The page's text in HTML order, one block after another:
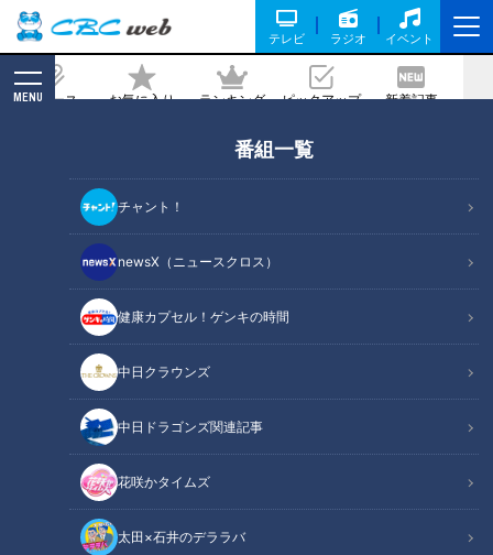
テレビ ラジオ イベント
ニュース お気に入り ランキング ピックアップ 新着記事
MENU
番組一覧
チャント！
newsX（ニュースクロス）
健康カプセル！ゲンキの時間
中日クラウンズ
中日ドラゴンズ関連記事
花咲かタイムズ
太田×石井のデララバ
「初めてこんな興奮したわ」売り芝居に
買い芝居！
2023/08/04 20:00